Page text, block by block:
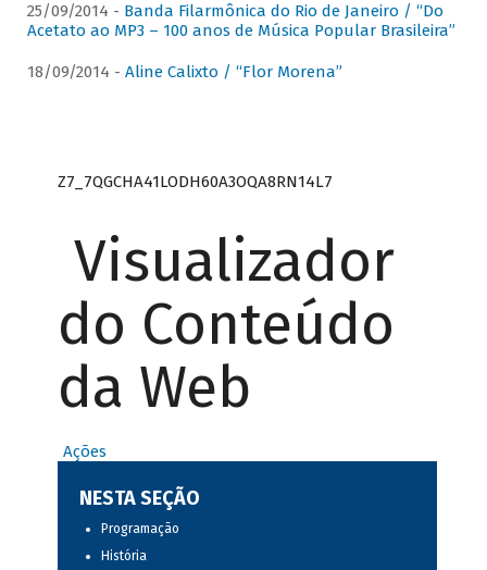
25/09/2014 - Banda Filarmônica do Rio de Janeiro / “Do
Acetato ao MP3 – 100 anos de Música Popular Brasileira”
18/09/2014 - Aline Calixto / “Flor Morena”
Z7_7QGCHA41LODH60A3OQA8RN14L7
Visualizador
do Conteúdo
da Web
Ações
NESTA SEÇÃO
Programação
História